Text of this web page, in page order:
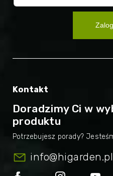
Kontakt
Doradzimy Ci w
produktu
info@higarden.pl